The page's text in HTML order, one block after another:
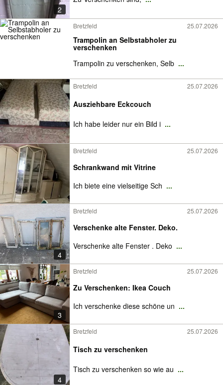
2
Bretzfeld 25.07.2026
Trampolin an Selbstabholer zu
verschenken
Trampolin zu verschenken, Selb ...
Bretzfeld 25.07.2026
Ausziehbare Eckcouch
Ich habe leider nur ein Bild i ...
Bretzfeld 25.07.2026
Schrankwand mit Vitrine
Ich biete eine vielseitige Sch ...
4
Bretzfeld 25.07.2026
Verschenke alte Fenster. Deko.
Verschenke alte Fenster . Deko ...
3
Bretzfeld 25.07.2026
Zu Verschenken: Ikea Couch
Ich verschenke diese schöne un ...
4
Bretzfeld 25.07.2026
Tisch zu verschenken
Tisch zu verschenken so wie au ...